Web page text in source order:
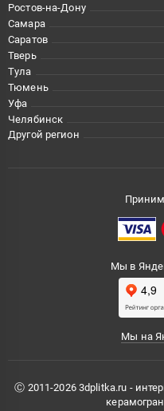
Ростов-на-Дону
Самара
Саратов
Тверь
Тула
Тюмень
Уфа
Челябинск
Другой регион
Мы в
Мы на
Ⓒ 2011-2026 3dplitka.ru -